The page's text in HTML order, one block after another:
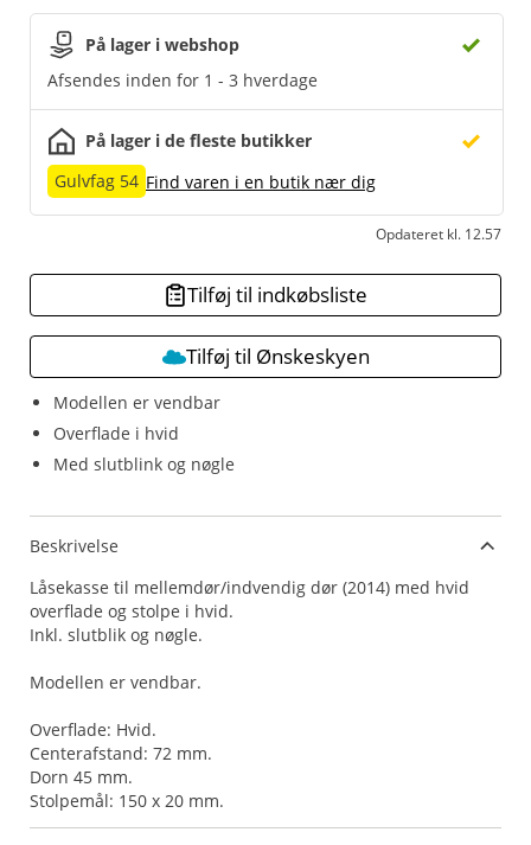
Modellen er vendbar
Overflade i hvid
Med slutblink og nøgle
På lager i webshop
Afsendes inden for 1 - 3 hverdage
På lager i de fleste butikker
Gulvfag 54 Find varen i en butik nær dig
Opdateret kl. 12.57
Tilføj til indkøbsliste
Tilføj til Ønskeskyen
Beskrivelse
Låsekasse til mellemdør/indvendig dør (2014) med hvid
overflade og stolpe i hvid.
Inkl. slutblik og nøgle.
Modellen er vendbar.
Overflade: Hvid.
Centerafstand: 72 mm.
Dorn 45 mm.
Stolpemål: 150 x 20 mm.